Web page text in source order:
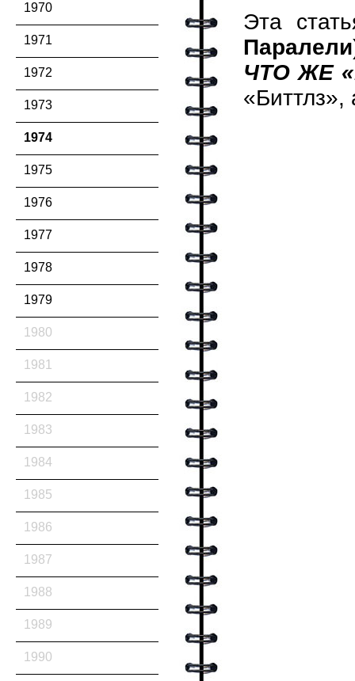
1970
1971
1972
1973
1974
1975
1976
1977
1978
1979
1980
1981
1982
1983
1984
1985
1986
1987
1988
1989
1990
Эта
Паралели
ЧТО ЖЕ